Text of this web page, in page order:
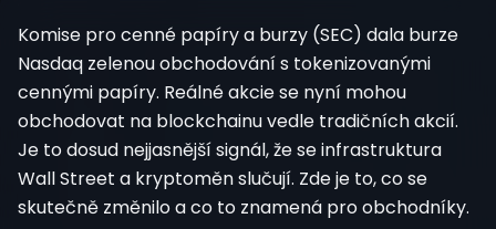
Komise pro cenné papíry a burzy (SEC) dala burze
Nasdaq zelenou obchodování s tokenizovanými
cennými papíry. Reálné akcie se nyní mohou
obchodovat na blockchainu vedle tradičních akcií.
Je to dosud nejjasnější signál, že se infrastruktura
Wall Street a kryptoměn slučují. Zde je to, co se
skutečně změnilo a co to znamená pro obchodníky.